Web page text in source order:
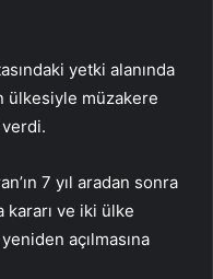
yetki alanında
ülkesiyle müzakere
verdi.
7 yıl aradan sonra
ve iki ülke
açılmasına